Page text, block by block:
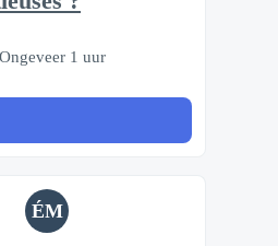
Ongeveer 1 uur
ÉM